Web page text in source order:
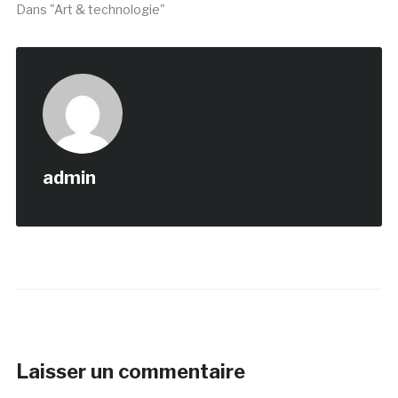
Dans "Art & technologie"
admin
Laisser un commentaire